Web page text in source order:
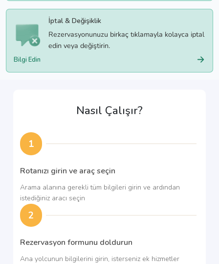
İptal & Değişiklik
Rezervasyonunuzu birkaç tıklamayla kolayca iptal
edin veya değiştirin.
Bilgi Edin
Nasıl Çalışır?
1
Rotanızı girin ve araç seçin
Arama alanına gerekli tüm bilgileri girin ve ardından
istediğiniz aracı seçin
2
Rezervasyon formunu doldurun
Ana yolcunun bilgilerini girin, isterseniz ek hizmetler